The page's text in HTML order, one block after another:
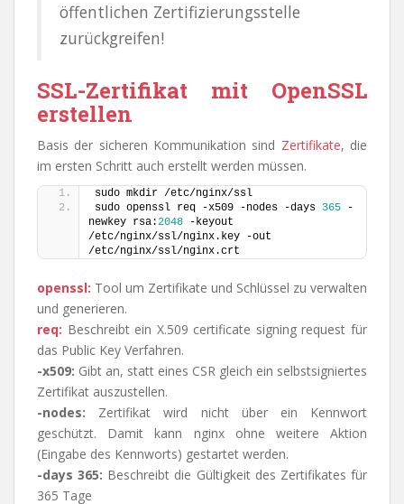
öffentlichen Zertifizierungsstelle
zurückgreifen!
SSL-Zertifikat mit OpenSSL
erstellen
Basis der sicheren Kommunikation sind Zertifikate, die
im ersten Schritt auch erstellt werden müssen.
sudo mkdir /etc/nginx/ssl
sudo openssl req -x509 -nodes -days 365 -
newkey rsa:2048 -keyout
/etc/nginx/ssl/nginx.key -out
/etc/nginx/ssl/nginx.crt
openssl: Tool um Zertifikate und Schlüssel zu verwalten
und generieren.
req: Beschreibt ein X.509 certificate signing request für
das Public Key Verfahren.
-x509: Gibt an, statt eines CSR gleich ein selbstsigniertes
Zertifikat auszustellen.
-nodes: Zertifikat wird nicht über ein Kennwort
geschützt. Damit kann nginx ohne weitere Aktion
(Eingabe des Kennworts) gestartet werden.
-days 365: Beschreibt die Gültigkeit des Zertifikates für
365 Tage